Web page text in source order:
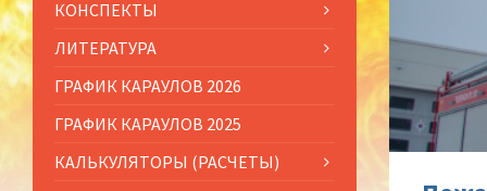
КОНСПЕКТЫ
ЛИТЕРАТУРА
ГРАФИК КАРАУЛОВ 2026
ГРАФИК КАРАУЛОВ 2025
КАЛЬКУЛЯТОРЫ (РАСЧЕТЫ)